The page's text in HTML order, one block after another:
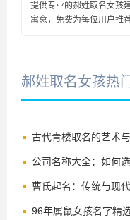
提供专业的郝姓取名女孩
寓意，免费为每位用户推
郝姓取名女孩热
古代青楼取名的艺术
公司名称大全：如何
曹氏起名：传统与现
96年属鼠女孩名字精